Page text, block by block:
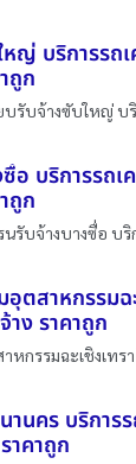
ญ่ บริการรถเ
ถูก
บรับจ้างซับใหญ่ บ
อ บริการรถเ
ถูก
นรับจ้างบางซื่อ บ
ตสาหกรรมฉ
าง ราคาถูก
กรรมฉะเชิงเทร
นคร บริการ
าคาถูก